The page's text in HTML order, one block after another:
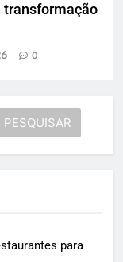
transformação
0
para